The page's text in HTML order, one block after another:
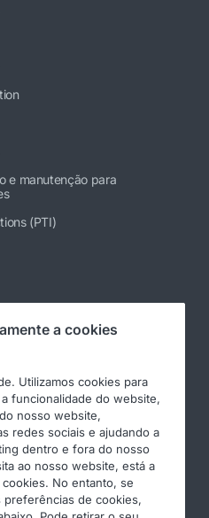
e manutenção para
(PTI)
Aviso legal
a cookies
Utilizamos cookies para
funcionalidade do website,
nosso website,
redes sociais e ajudando a
dentro e fora do nosso
ao nosso website, está a
No entanto, se
preferências de cookies,